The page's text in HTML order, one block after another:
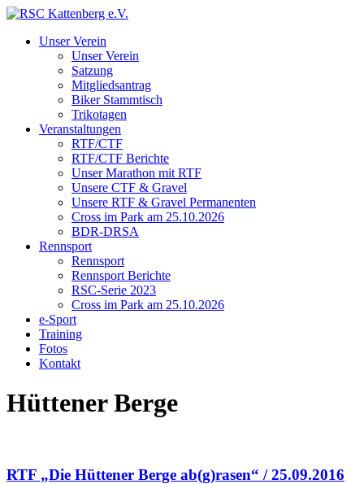
Unser Verein
Unser Verein
Satzung
Mitgliedsantrag
Biker Stammtisch
Trikotagen
Veranstaltungen
RTF/CTF
RTF/CTF Berichte
Unser Marathon mit RTF
Unsere CTF & Gravel
Unsere RTF & Gravel Permanenten
Cross im Park am 25.10.2026
BDR-DRSA
Rennsport
Rennsport
Rennsport Berichte
RSC-Serie 2023
Cross im Park am 25.10.2026
e-Sport
Training
Fotos
Kontakt
Hüttener Berge
RTF „Die Hüttener Berge ab(g)rasen“ / 25.09.2016